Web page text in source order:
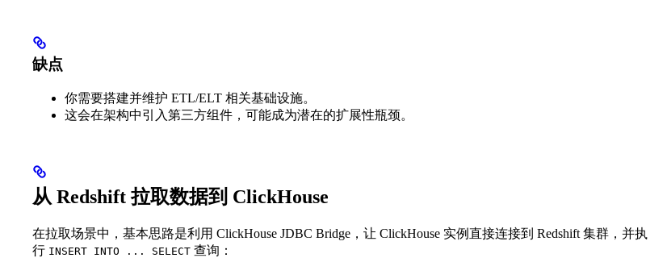
缺点
你需要搭建并维护 ETL/ELT 相关基础设施。
这会在架构中引入第三方组件，可能成为潜在的扩展性瓶颈。
从 Redshift 拉取数据到 ClickHouse
在拉取场景中，基本思路是利用 ClickHouse JDBC Bridge，让 ClickHouse 实例直接连接到 Redshift 集群，并执
行 INSERT INTO ... SELECT 查询：